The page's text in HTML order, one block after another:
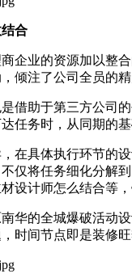
合
企业的资源加以整
倾注了公司全员的
借助于第三方公司
任务时，从同期的
在具体执行环节的
仅将任务细化分解
设计师怎么结合等
华的全城爆破活动
时间节点即是装修